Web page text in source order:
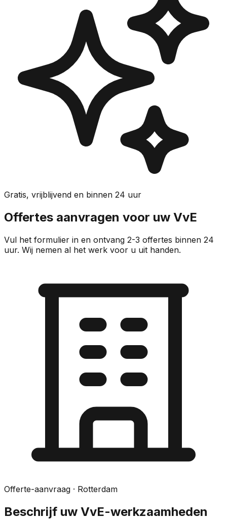
Gratis, vrijblijvend en binnen 24 uur
Offertes aanvragen voor uw VvE
Vul het formulier in en ontvang 2-3 offertes binnen 24
uur. Wij nemen al het werk voor u uit handen.
Offerte-aanvraag · Rotterdam
Beschrijf uw VvE-werkzaamheden